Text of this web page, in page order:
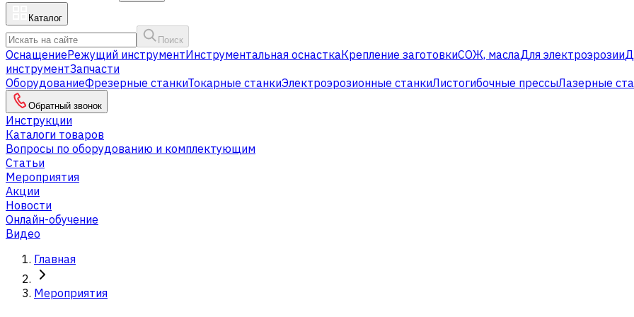
Каталог
Поиск
ОснащениеРежущий инструментИнструментальная оснасткаКрепление заготовкиСОЖ, маслаДля электроэрозии
инструментЗапчасти
ОборудованиеФрезерные станкиТокарные станкиЭлектроэрозионные станкиЛистогибочные прессыЛазерные
Обратный звонок
Инструкции
Каталоги товаров
Вопросы по оборудованию и комплектующим
Статьи
Мероприятия
Акции
Новости
Онлайн-обучение
Видео
Главная
Мероприятия